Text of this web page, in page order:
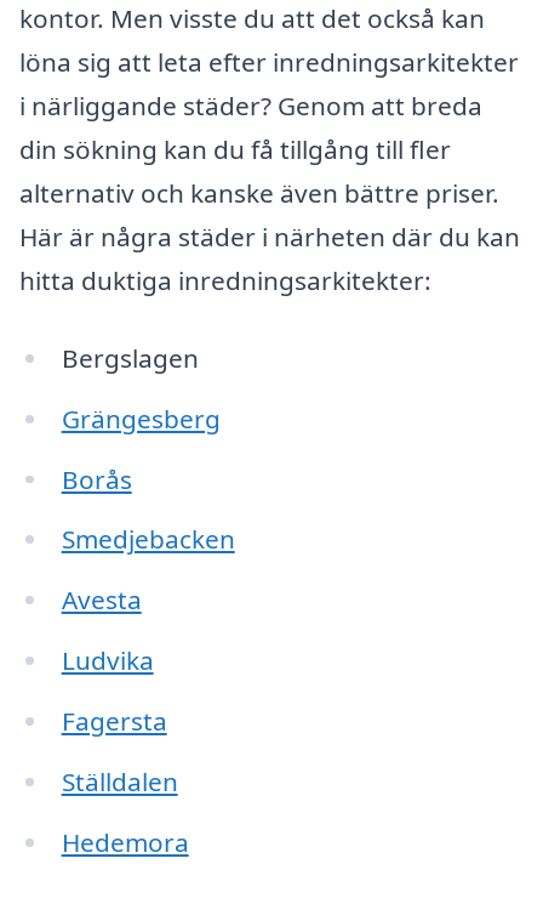
kontor. Men visste du att det också kan
löna sig att leta efter inredningsarkitekter
i närliggande städer? Genom att breda
din sökning kan du få tillgång till fler
alternativ och kanske även bättre priser.
Här är några städer i närheten där du kan
hitta duktiga inredningsarkitekter:
Bergslagen
Grängesberg
Borås
Smedjebacken
Avesta
Ludvika
Fagersta
Ställdalen
Hedemora